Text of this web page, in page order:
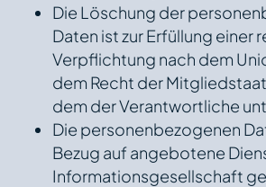
Die Löschung der
Daten ist zur Erfüllung einer
Verpflichtung nach dem
dem Recht der
dem der Verantwortliche
Die personenbezogenen
Bezug auf angebotene
Informationsgesellschaft